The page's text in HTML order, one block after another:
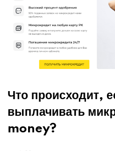
Что происходит,
выплачивать
money?